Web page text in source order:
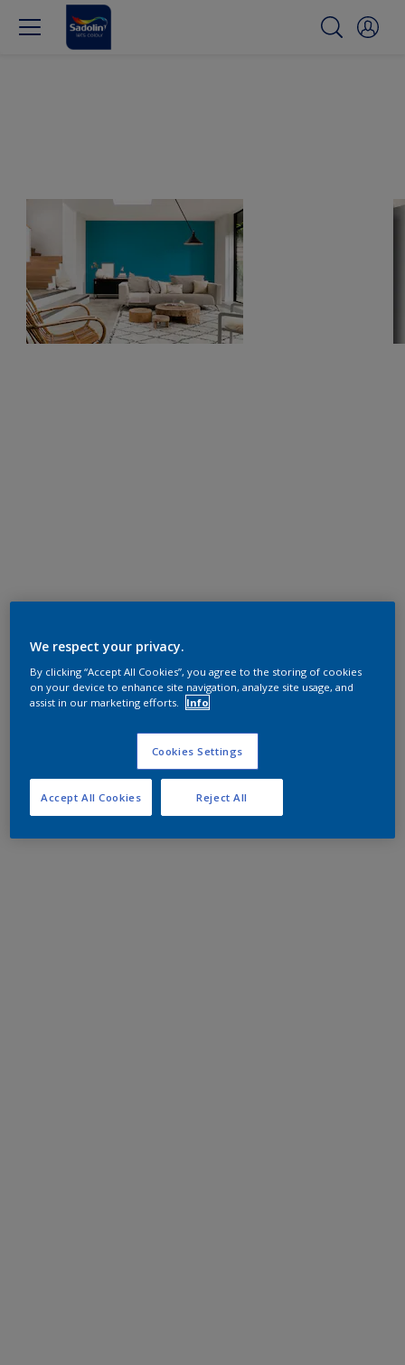
We respect your privacy.
By clicking “Accept All Cookies”, you agree to the storing of cookies
on your device to enhance site navigation, analyze site usage, and
assist in our marketing efforts.
Info
Cookies Settings
Reject All
Accept All Cookies